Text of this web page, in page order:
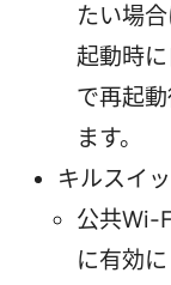
たい場
起動時
で再起
ます。
キルスイ
公共Wi-
に有効